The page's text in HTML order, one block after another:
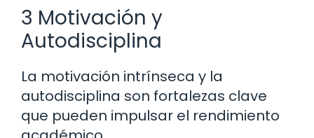
3 Motivación y
Autodisciplina
La motivación intrínseca y la
autodisciplina son fortalezas clave
que pueden impulsar el rendimiento